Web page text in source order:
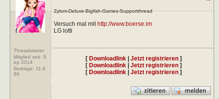
Threadstarter
Mitglied seit: S
ep 2014
Beiträge: 11.6
66
Zylom-Deluxe-Bigfish-Games-Supportthread
Versuch mal mit http://www.boerse.im
LG lotti
[ Downloadlink| Jetzt registrieren]
[ Downloadlink| Jetzt registrieren]
[ Downloadlink| Jetzt registrieren]